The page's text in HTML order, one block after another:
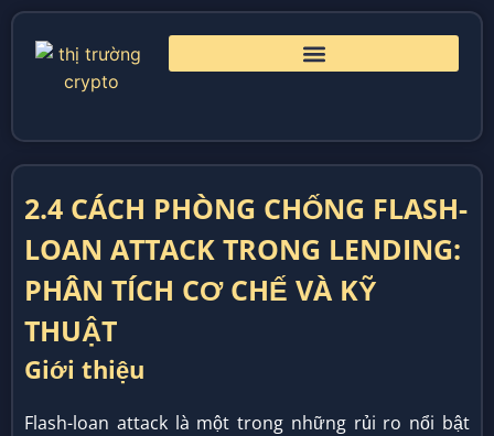
2.4 CÁCH PHÒNG CHỐNG FLASH-
LOAN ATTACK TRONG LENDING:
PHÂN TÍCH CƠ CHẾ VÀ KỸ
THUẬT
Giới thiệu
Flash-loan attack là một trong những rủi ro nổi bật